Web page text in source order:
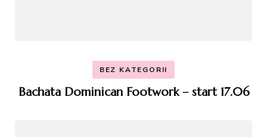
BEZ KATEGORII
Bachata Dominican Footwork – start 17.06